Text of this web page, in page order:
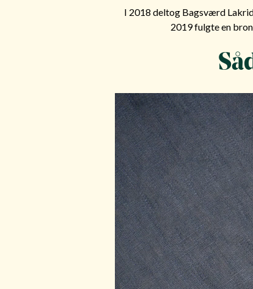
I 2018 deltog Bagsværd
2019 fulgte en